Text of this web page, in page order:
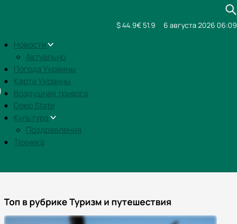
Новости
Актуально
Погода Украины
Карта Украины
Воздушная тривога
Deep State
Культура
Поздравления
Техника
$ 44.9€ 51.9 6 августа 2026 06:09
Топ в рубрике Туризм и путешествия